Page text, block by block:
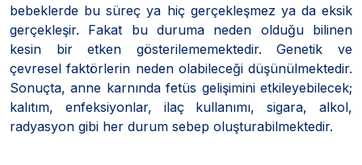
bebeklerde bu süreç ya hiç gerçekleşmez ya da eksik
gerçekleşir. Fakat bu duruma neden olduğu bilinen
kesin bir etken gösterilememektedir. Genetik ve
çevresel faktörlerin neden olabileceği düşünülmektedir.
Sonuçta, anne karnında fetüs gelişimini etkileyebilecek;
kalıtım, enfeksiyonlar, ilaç kullanımı, sigara, alkol,
radyasyon gibi her durum sebep oluşturabilmektedir.